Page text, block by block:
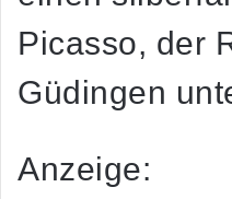
Picasso, der
Güdingen
Anzeige: